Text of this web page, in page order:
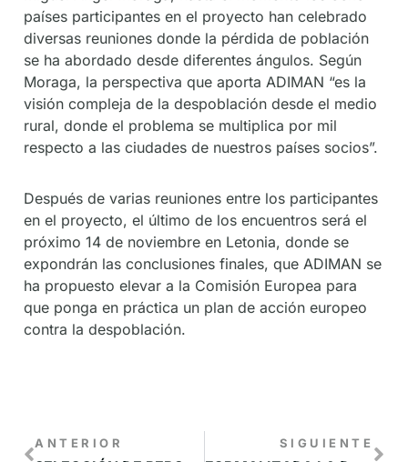
países participantes en el proyecto han celebrado
diversas reuniones donde la pérdida de población
se ha abordado desde diferentes ángulos. Según
Moraga, la perspectiva que aporta ADIMAN “es la
visión compleja de la despoblación desde el medio
rural, donde el problema se multiplica por mil
respecto a las ciudades de nuestros países socios”.
Después de varias reuniones entre los participantes
en el proyecto, el último de los encuentros será el
próximo 14 de noviembre en Letonia, donde se
expondrán las conclusiones finales, que ADIMAN se
ha propuesto elevar a la Comisión Europea para
que ponga en práctica un plan de acción europeo
contra la despoblación.
ANTERIOR SIGUIENTE